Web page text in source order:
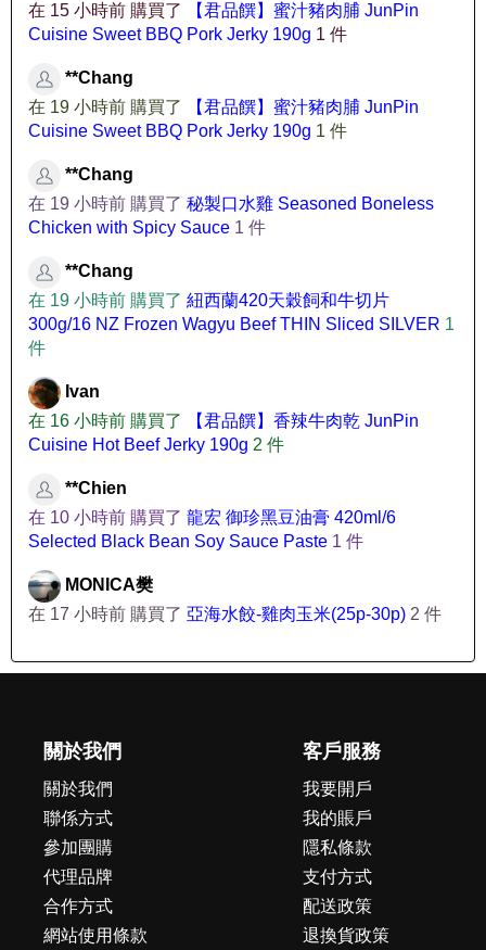
在 15 小時前 購買了
【君品饌】蜜汁豬肉脯 JunPin
Cuisine Sweet BBQ Pork Jerky 190g 1 件
**Chang
在 19 小時前 購買了
【君品饌】蜜汁豬肉脯 JunPin
Cuisine Sweet BBQ Pork Jerky 190g 1 件
**Chang
在 19 小時前 購買了 秘製口水雞 Seasoned Boneless
Chicken with Spicy Sauce 1 件
**Chang
在 19 小時前 購買了 紐西蘭420天穀飼和牛切片
300g/16 NZ Frozen Wagyu Beef THIN Sliced SILVER 1
件
Ivan
在 16 小時前 購買了
【君品饌】香辣牛肉乾 JunPin
Cuisine Hot Beef Jerky 190g 2 件
**Chien
在 10 小時前 購買了 龍宏 御珍黑豆油膏 420ml/6
Selected Black Bean Soy Sauce Paste 1 件
MONICA樊
在 17 小時前 購買了 亞海水餃-雞肉玉米(25p-30p) 2 件
關於我們
關於我們
聯係方式
參加團購
代理品牌
合作方式
網站使用條款
客戶服務
我要開戶
我的賬戶
隱私條款
支付方式
配送政策
退換貨政策